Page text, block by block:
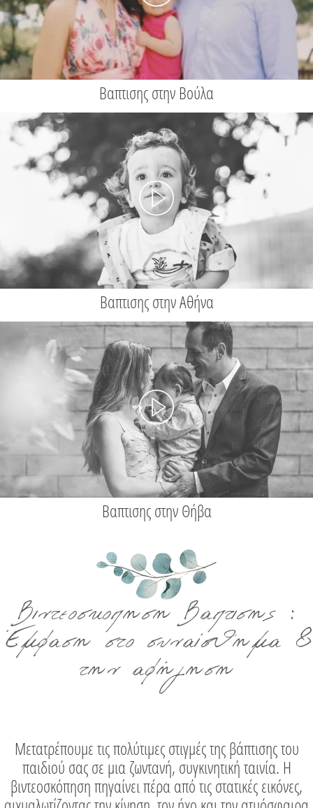
Βαπτισης στην Βούλα
Βαπτισης στην Αθήνα
Βαπτισης στην Θήβα
Βιντεοσκοπηση Βαπτισης :
Έμφαση στο συναίσθημα &
την αφήγηση
Μετατρέπουμε τις πολύτιμες στιγμές της βάπτισης του
παιδιού σας σε μια ζωντανή, συγκινητική ταινία. Η
βιντεοσκόπηση πηγαίνει πέρα από τις στατικές εικόνες,